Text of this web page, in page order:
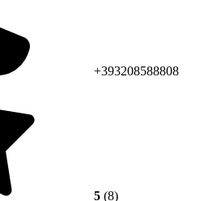
+393208588808
5 (8)